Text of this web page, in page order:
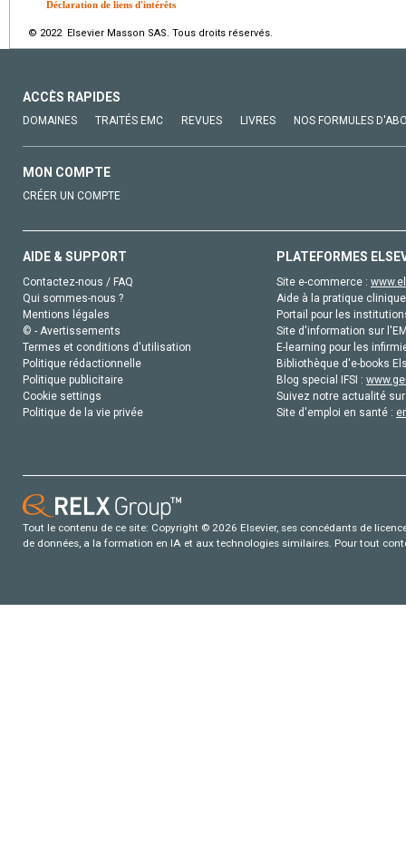
Déclaration de liens d'intérêts
© 2022 Elsevier Masson SAS. Tous droits réservés.
ACCÈS RAPIDES
DOMAINES TRAITÉS EMC REVUES LIVRES NOS FORMULES
MON COMPTE
CRÉER UN COMPTE
AIDE & SUPPORT
Contactez-nous / FAQ
Qui sommes-nous ?
Mentions légales
© - Avertissements
Termes et conditions d'utilisation
Politique rédactionnelle
Politique publicitaire
Cookie settings
Politique de la vie privée
PLATEFORMES
Site e-commerce :
Aide à la pratique
Portail pour les
Site d'information sur
E-learning pour les
Bibliothèque d'e-books
Blog special IFSI :
Suivez notre actualité
Site d'emploi en santé :
Tout le contenu de ce site: Copyright © 2026 Elsevier, ses concédants de
de données, a la formation en IA et aux technologies similaires. Pour tout